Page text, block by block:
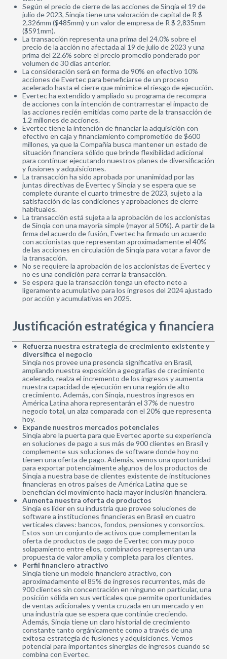
Según el precio de cierre de las acciones de Sinqia el 19 de
julio de 2023, Sinqia tiene una valoración de capital de R $
2,326mm ($485mm) y un valor de empresa de R $ 2,835mm
($591mm).
La transacción representa una prima del 24.0% sobre el
precio de la acción no afectada al 19 de julio de 2023 y una
prima del 22.6% sobre el precio promedio ponderado por
volumen de 30 días anterior.
La consideración será en forma de 90% en efectivo 10%
acciones de Evertec para beneficiarse de un proceso
acelerado hasta el cierre que minimice el riesgo de ejecución.
Evertec ha extendido y ampliado su programa de recompra
de acciones con la intención de contrarrestar el impacto de
las acciones recién emitidas como parte de la transacción de
1.2 millones de acciones.
Evertec tiene la intención de financiar la adquisición con
efectivo en caja y financiamiento comprometido de $600
millones, ya que la Compañía busca mantener un estado de
situación financiera sólido que brinde flexibilidad adicional
para continuar ejecutando nuestros planes de diversificación
y fusiones y adquisiciones.
La transacción ha sido aprobada por unanimidad por las
juntas directivas de Evertec y Sinqia y se espera que se
complete durante el cuarto trimestre de 2023, sujeto a la
satisfacción de las condiciones y aprobaciones de cierre
habituales.
La transacción está sujeta a la aprobación de los accionistas
de Sinqia con una mayoría simple (mayor al 50%). A partir de la
firma del acuerdo de fusión, Evertec ha firmado un acuerdo
con accionistas que representan aproximadamente el 40%
de las acciones en circulación de Sinqia para votar a favor de
la transacción.
No se requiere la aprobación de los accionistas de Evertec y
no es una condición para cerrar la transacción.
Se espera que la transacción tenga un efecto neto a
ligeramente acumulativo para los ingresos del 2024 ajustado
por acción y acumulativas en 2025.
Justificación estratégica y financiera
Refuerza nuestra estrategia de crecimiento existente y
diversifica el negocio
Sinqia nos provee una presencia significativa en Brasil,
ampliando nuestra exposición a geografías de crecimiento
acelerado, realza el incremento de los ingresos y aumenta
nuestra capacidad de ejecución en una región de alto
crecimiento. Además, con Sinqia, nuestros ingresos en
América Latina ahora representarán el 37% de nuestro
negocio total, un alza comparada con el 20% que representa
hoy.
Expande nuestros mercados potenciales
Sinqia abre la puerta para que Evertec aporte su experiencia
en soluciones de pago a sus más de 900 clientes en Brasil y
complemente sus soluciones de software donde hoy no
tienen una oferta de pago. Además, vemos una oportunidad
para exportar potencialmente algunos de los productos de
Sinqia a nuestra base de clientes existente de instituciones
financieras en otros países de América Latina que se
benefician del movimiento hacia mayor inclusión financiera.
Aumenta nuestra oferta de productos
Sinqia es líder en su industria que provee soluciones de
software a instituciones financieras en Brasil en cuatro
verticales claves: bancos, fondos, pensiones y consorcios.
Estos son un conjunto de activos que complementan la
oferta de productos de pago de Evertec con muy poco
solapamiento entre ellos, combinados representan una
propuesta de valor amplia y completa para los clientes.
Perfil financiero atractivo
Sinqia tiene un modelo financiero atractivo, con
aproximadamente el 85% de ingresos recurrentes, más de
900 clientes sin concentración en ninguno en particular, una
posición sólida en sus verticales que permite oportunidades
de ventas adicionales y venta cruzada en un mercado y en
una industria que se espera que continúe creciendo.
Además, Sinqia tiene un claro historial de crecimiento
constante tanto orgánicamente como a través de una
exitosa estrategia de fusiones y adquisiciones. Vemos
potencial para importantes sinergias de ingresos cuando se
combina con Evertec.